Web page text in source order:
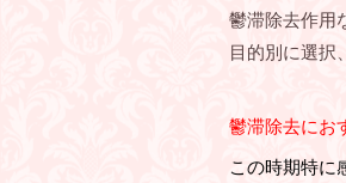
鬱滞除去作用
目的別に選択
鬱滞除去にお
この時期特に